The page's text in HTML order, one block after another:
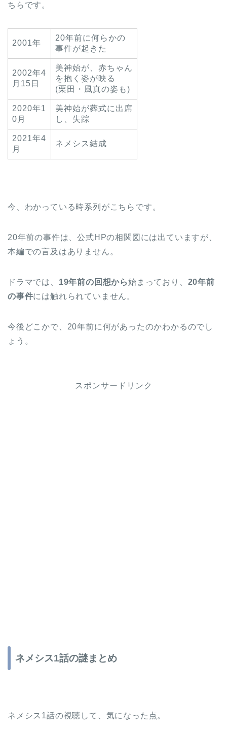
ちらです。
2001年
20年前に何らかの
事件が起きた
2002年4
月15日
美神始が、赤ちゃん
を抱く姿が映る
(栗田・風真の姿も)
2020年1
0月
美神始が葬式に出席
し、失踪
2021年4
月
ネメシス結成
今、わかっている時系列がこちらです。
20年前の事件は、公式HPの相関図には出ていますが、
本編での言及はありません。
ドラマでは、 19年前の回想から始まっており、 20年前
の事件には触れられていません。
今後どこかで、20年前に何があったのかわかるのでし
ょう。
スポンサードリンク
ネメシス1話の謎まとめ
ネメシス1話の視聴して、気になった点。